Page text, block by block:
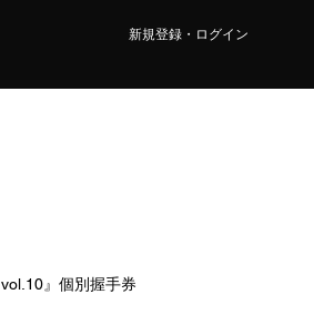
新規登録・ログイン
』個別握手券